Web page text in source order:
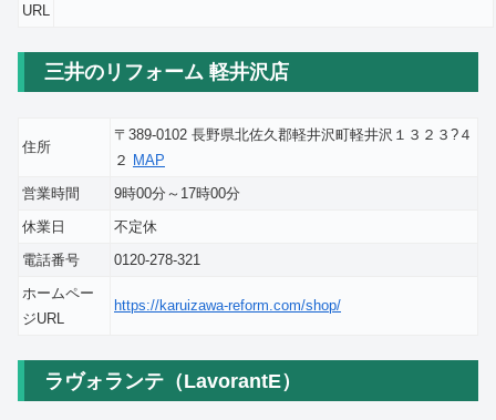
URL
三井のリフォーム 軽井沢店
住所
〒389-0102 長野県北佐久郡軽井沢町軽井沢１３２３?４
２ MAP
営業時間
9時00分～17時00分
休業日
不定休
電話番号
0120-278-321
ホームペー
ジURL
https://karuizawa-reform.com/shop/
ラヴォランテ（LavorantE）